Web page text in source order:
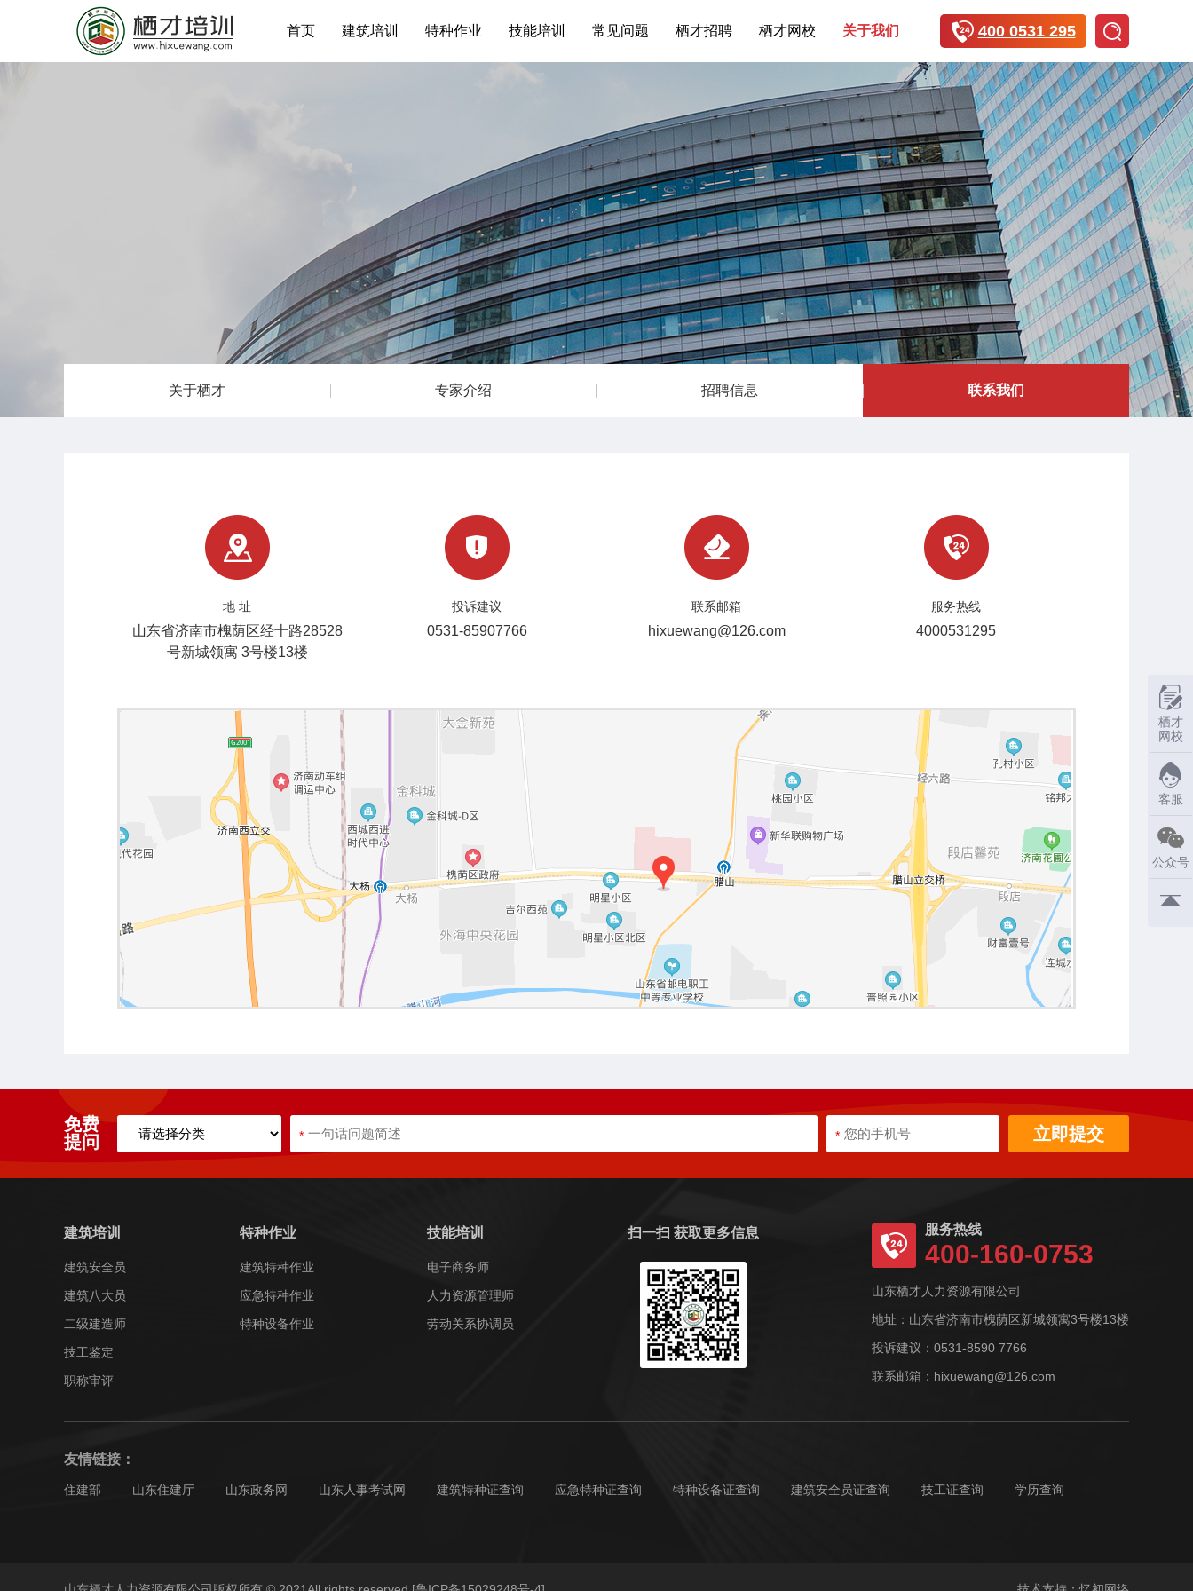
首页 建筑培训 特种作业 技能培训 常见问题 栖才招聘 栖才网校 关于我们 400 0531 295
关于栖才 专家介绍 招聘信息 联系我们
地 址
山东省济南市槐荫区经十路28528
号新城领寓 3号楼13楼
投诉建议
0531-85907766
联系邮箱
hixuewang@126.com
服务热线
4000531295
免费
提问
* * 立即提交
建筑培训
建筑安全员
建筑八大员
二级建造师
技工鉴定
职称审评
特种作业
建筑特种作业
应急特种作业
特种设备作业
技能培训
电子商务师
人力资源管理师
劳动关系协调员
扫一扫 获取更多信息 服务热线
400-160-0753
山东栖才人力资源有限公司
地址：山东省济南市槐荫区新城领寓3号楼13楼
投诉建议：0531-8590 7766
联系邮箱：hixuewang@126.com
友情链接：
住建部 山东住建厅 山东政务网 山东人事考试网 建筑特种证查询 应急特种证查询 特种设备证查询 建筑安全员证查询 技工证查询 学历查询
栖才
网校
客服
公众号